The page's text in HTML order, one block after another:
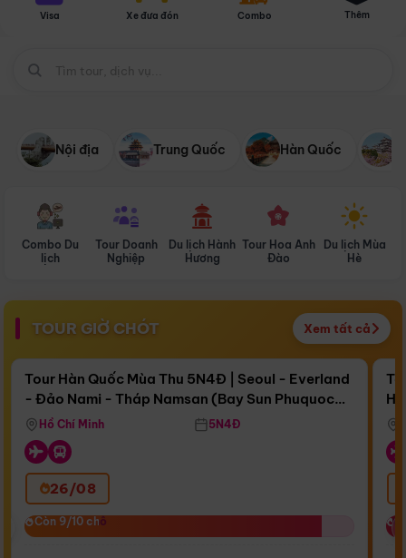
Visa Xe đưa đón Combo Thêm
Nội địa Trung Quốc Hàn Quốc
Combo Du
lịch
Tour Doanh
Nghiệp
Du lịch Hành
Hương
Tour Hoa Anh
Đào
Du lịch Mùa
Hè
TOUR GIỜ CHÓT Xem tất cả
Còn16 ngày 20:34:38
Bay Sun Phuquoc Airways
Điểm nổi bật
Tour Hàn Quốc Mùa Thu 5N4Đ | Seoul - Everland
- Đảo Nami - Tháp Namsan (Bay Sun Phuquoc
Airways)
Hồ Chí Minh 5N4Đ
26/08
Còn 9/10 chỗ
Còn 9/10 chỗ